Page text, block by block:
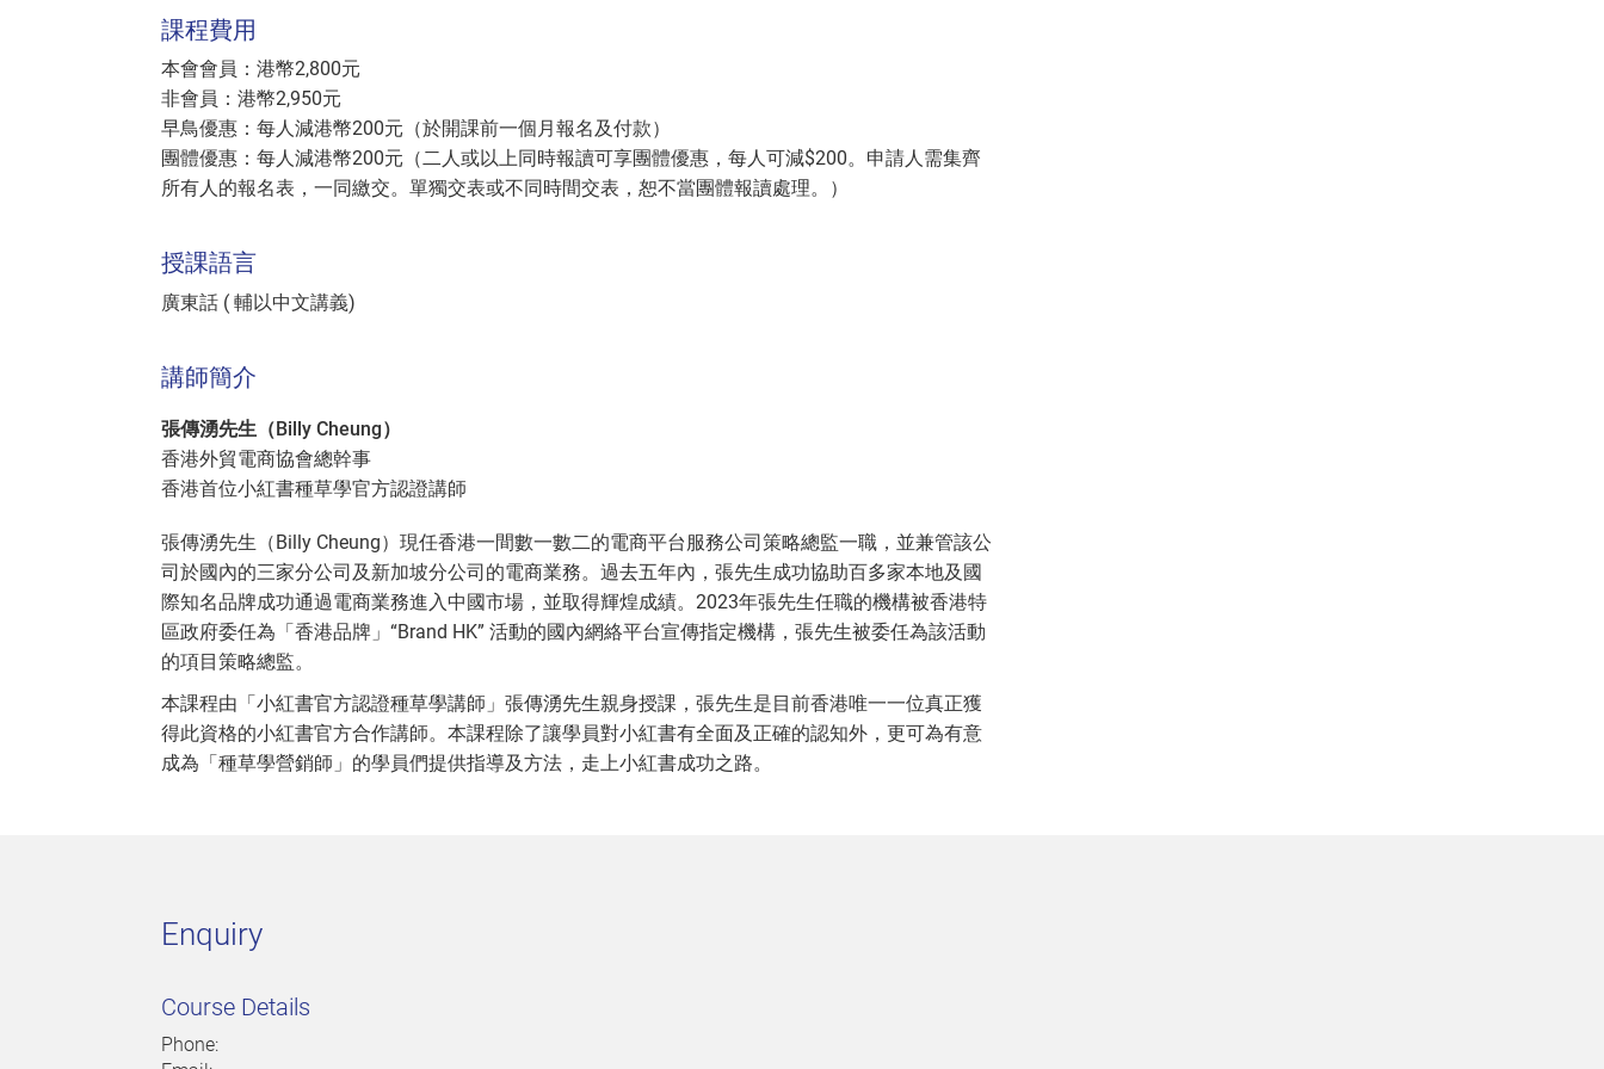
課程費用
本會會員：港幣2,800元
非會員：港幣2,950元
早鳥優惠：每人減港幣200元（於開課前一個月報名及付款）
團體優惠：每人減港幣200元（二人或以上同時報讀可享團體優惠，每人可減$200。申請人需集齊
所有人的報名表，一同繳交。單獨交表或不同時間交表，恕不當團體報讀處理。）
授課語言
廣東話 ( 輔以中文講義)
講師簡介
張傳湧先生（Billy Cheung）
香港外貿電商協會總幹事
香港首位小紅書種草學官方認證講師
張傳湧先生（Billy Cheung）現任香港一間數一數二的電商平台服務公司策略總監一職，並兼管該公
司於國內的三家分公司及新加坡分公司的電商業務。過去五年內，張先生成功協助百多家本地及國
際知名品牌成功通過電商業務進入中國市場，並取得輝煌成績。2023年張先生任職的機構被香港特
區政府委任為「香港品牌」“Brand HK” 活動的國內網絡平台宣傳指定機構，張先生被委任為該活動
的項目策略總監。
本課程由「小紅書官方認證種草學講師」張傳湧先生親身授課，張先生是目前香港唯一一位真正獲
得此資格的小紅書官方合作講師。本課程除了讓學員對小紅書有全面及正確的認知外，更可為有意
成為「種草學營銷師」的學員們提供指導及方法，走上小紅書成功之路。
Enquiry
Course Details
Phone: